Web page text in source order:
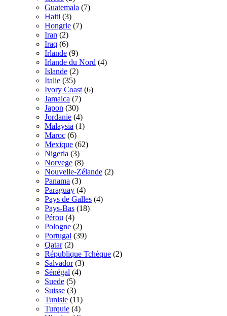
Guatemala (7)
Haiti (3)
Hongrie (7)
Iran (2)
Iraq (6)
Irlande (9)
Irlande du Nord (4)
Islande (2)
Italie (35)
Ivory Coast (6)
Jamaica (7)
Japon (30)
Jordanie (4)
Malaysia (1)
Maroc (6)
Mexique (62)
Nigeria (3)
Norvege (8)
Nouvelle-Zélande (2)
Panama (3)
Paraguay (4)
Pays de Galles (4)
Pays-Bas (18)
Pérou (4)
Pologne (2)
Portugal (39)
Qatar (2)
République Tchèque (2)
Salvador (3)
Sénégal (4)
Suede (5)
Suisse (3)
Tunisie (11)
Turquie (4)